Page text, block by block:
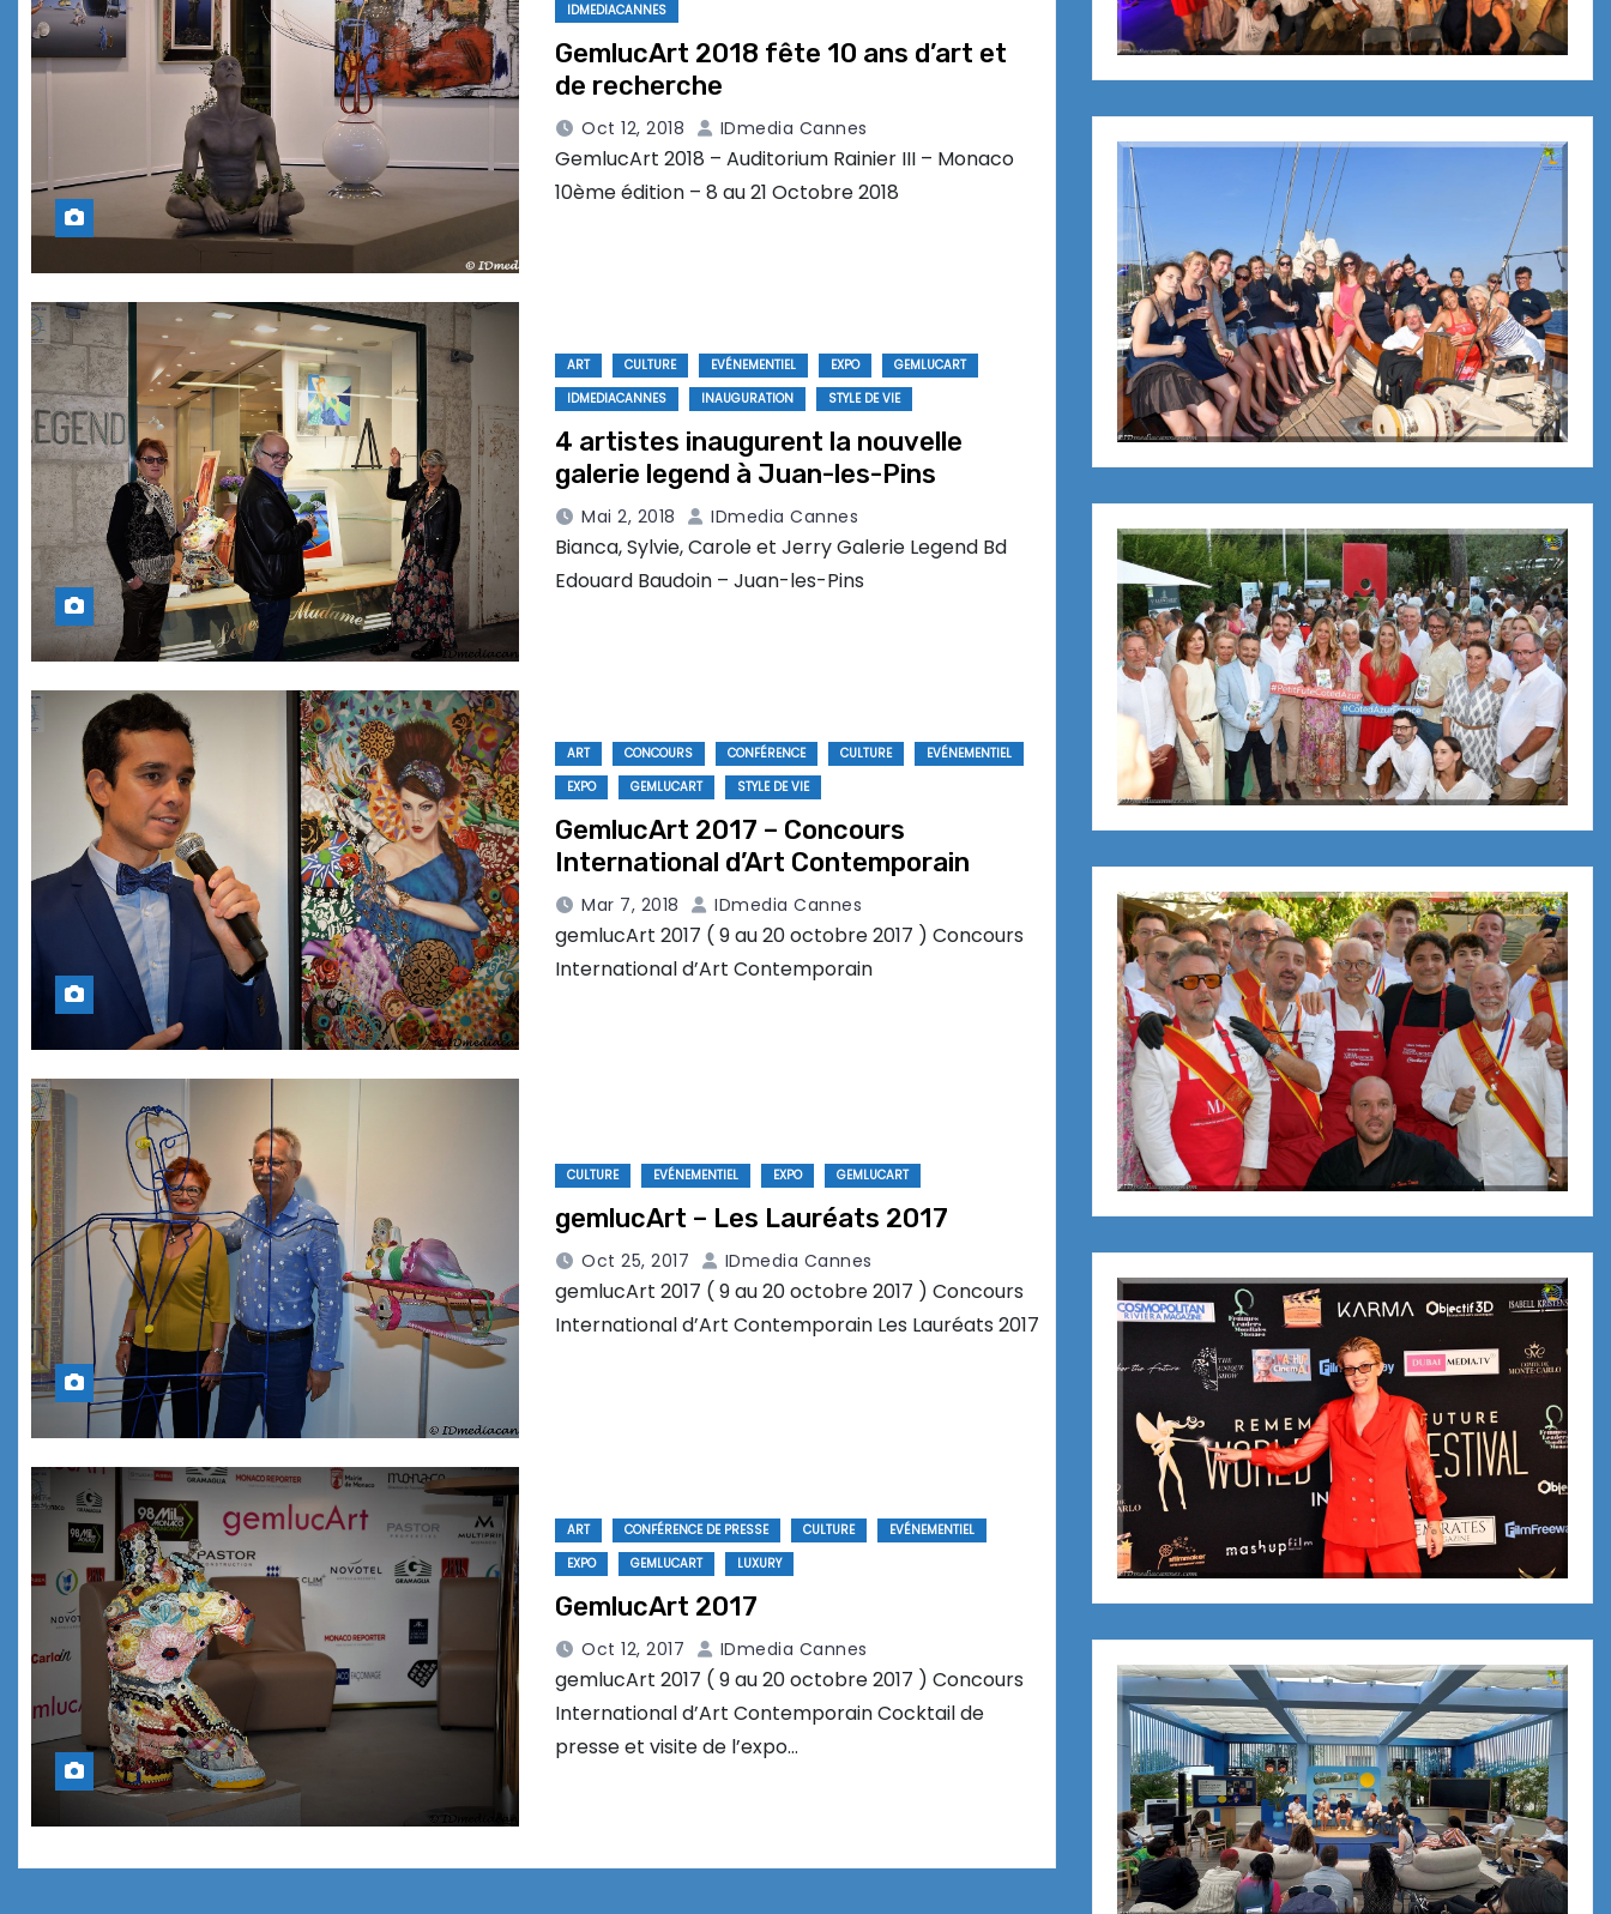
IDMEDIACANNES
GemlucArt 2018 fête 10 ans d’art et
de recherche
Oct 12, 2018 IDmedia Cannes
GemlucArt 2018 – Auditorium Rainier III – Monaco
10ème édition – 8 au 21 Octobre 2018
ART CULTURE EVÉNEMENTIEL EXPO
GEMLUCART
IDMEDIACANNES
INAUGURATION STYLE DE VIE
4 artistes inaugurent la nouvelle
galerie legend à Juan-les-Pins
Mai 2, 2018 IDmedia Cannes
Bianca, Sylvie, Carole et Jerry Galerie Legend Bd
Edouard Baudoin – Juan-les-Pins
ART CONCOURS CONFÉRENCE CULTURE
EVÉNEMENTIEL
EXPO
GEMLUCART STYLE DE VIE
GemlucArt 2017 – Concours
International d’Art Contemporain
Mar 7, 2018 IDmedia Cannes
gemlucArt 2017 ( 9 au 20 octobre 2017 ) Concours
International d’Art Contemporain
CULTURE EVÉNEMENTIEL EXPO GEMLUCART
gemlucArt – Les Lauréats 2017
Oct 25, 2017 IDmedia Cannes
gemlucArt 2017 ( 9 au 20 octobre 2017 ) Concours
International d’Art Contemporain Les Lauréats 2017
ART CONFÉRENCE DE PRESSE CULTURE
EVÉNEMENTIEL
EXPO
GEMLUCART LUXURY
GemlucArt 2017
Oct 12, 2017 IDmedia Cannes
gemlucArt 2017 ( 9 au 20 octobre 2017 ) Concours
International d’Art Contemporain Cocktail de
presse et visite de l’expo…